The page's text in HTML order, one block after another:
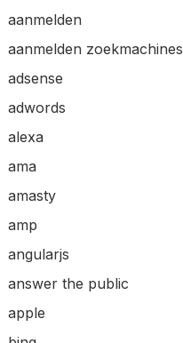
aanmelden
aanmelden zoekmachines
adsense
adwords
alexa
ama
amasty
amp
angularjs
answer the public
apple